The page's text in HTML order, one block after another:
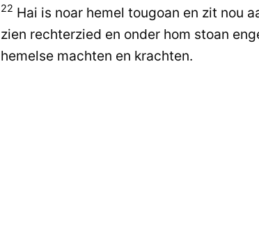
22 Hai is noar hemel tougoan en zit nou
zien rechterzied en onder hom stoan
hemelse machten en krachten.